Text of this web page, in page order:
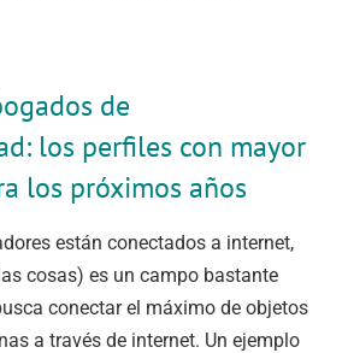
de
los perfiles con mayor
los próximos años
están conectados a internet,
cosas) es un campo bastante
conectar el máximo de objetos
a través de internet. Un ejemplo